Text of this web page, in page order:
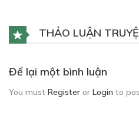
THẢO LUẬN
Để lại một bình luận
You must Register or Login to